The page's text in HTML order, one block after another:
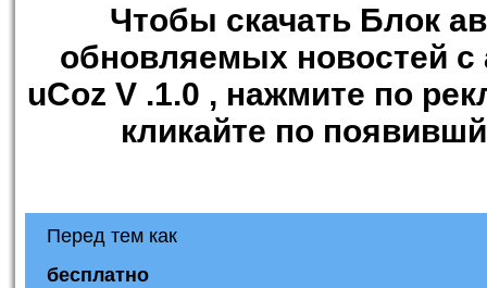
Чтобы скачать Блок
обновляемых новостей с
uCoz V .1.0 , нажмите по
кликайте по
Перед тем как
бесплатно